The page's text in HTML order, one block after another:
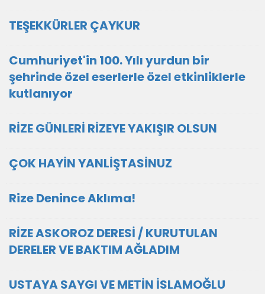
TEŞEKKÜRLER ÇAYKUR
Cumhuriyet'in 100. Yılı yurdun bir
şehrinde özel eserlerle özel etkinliklerle
kutlanıyor
RİZE GÜNLERİ RİZEYE YAKIŞIR OLSUN
ÇOK HAYİN YANLİŞTASİNUZ
Rize Denince Aklıma!
RİZE ASKOROZ DERESİ / KURUTULAN
DERELER VE BAKTIM AĞLADIM
USTAYA SAYGI VE METİN İSLAMOĞLU